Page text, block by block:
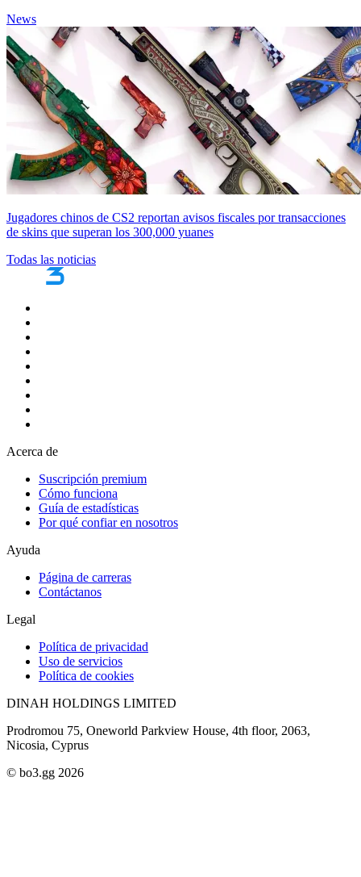
News
Jugadores chinos de CS2 reportan avisos fiscales por transacciones
de skins que superan los 300,000 yuanes
Todas las noticias
Acerca de
Suscripción premium
Cómo funciona
Guía de estadísticas
Por qué confiar en nosotros
Ayuda
Página de carreras
Contáctanos
Legal
Política de privacidad
Uso de servicios
Política de cookies
DINAH HOLDINGS LIMITED
Prodromou 75, Oneworld Parkview House, 4th floor, 2063,
Nicosia, Cyprus
© bo3.gg 2026